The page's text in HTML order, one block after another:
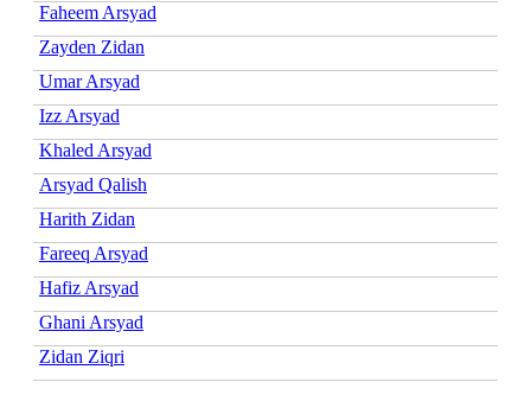
Faheem Arsyad
Zayden Zidan
Umar Arsyad
Izz Arsyad
Khaled Arsyad
Arsyad Qalish
Harith Zidan
Fareeq Arsyad
Hafiz Arsyad
Ghani Arsyad
Zidan Ziqri